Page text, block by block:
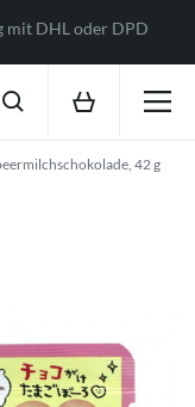
mit DHL oder DPD
42 g